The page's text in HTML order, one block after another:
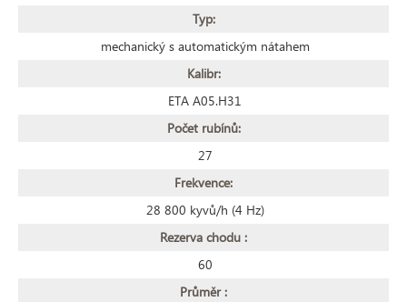
Typ:
mechanický s automatickým nátahem
Kalibr:
ETA A05.H31
Počet rubínů:
27
Frekvence:
28 800 kyvů/h (4 Hz)
Rezerva chodu :
60
Průměr :